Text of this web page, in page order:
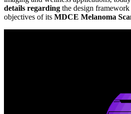
details regarding the design
objectives of its MDCE Melanoma